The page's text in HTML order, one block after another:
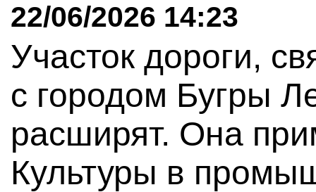
22/06/2026 14:23
Участок дороги,
с городом Бугры
расширят. Она
Культуры в